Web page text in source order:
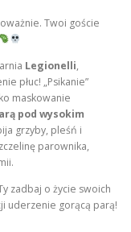
Twoi goście
Legionelli,
płuc! „Psikanie”
maskowanie
pod wysokim
grzyby, pleśń i
parownika,
zadbaj o życie swoich
uderzenie gorącą parą!